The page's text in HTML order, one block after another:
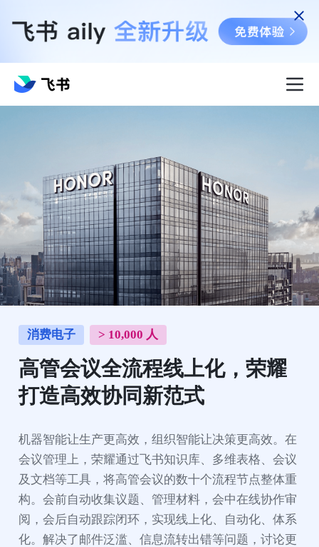
消费电子 > 10,000 人
高管会议全流程线上化，荣耀
打造高效协同新范式
机器智能让生产更高效，组织智能让决策更高效。在
会议管理上，荣耀通过飞书知识库、多维表格、会议
及文档等工具，将高管会议的数十个流程节点整体重
构。会前自动收集议题、管理材料，会中在线协作审
阅，会后自动跟踪闭环，实现线上化、自动化、体系
化。解决了邮件泛滥、信息流转出错等问题，讨论更